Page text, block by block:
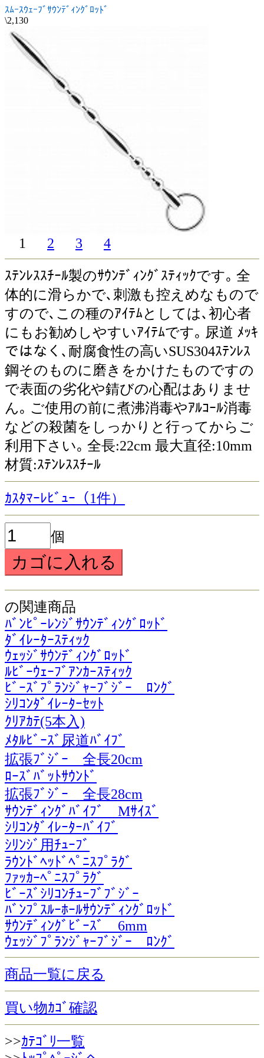
ｽﾑｰｽｳｪｰﾌﾞｻｳﾝﾃﾞｨﾝｸﾞﾛｯﾄﾞ
\2,130
1 2 3 4
ｽﾃﾝﾚｽｽﾁｰﾙ製のｻｳﾝﾃﾞｨﾝｸﾞｽﾃｨｯｸです｡ 全
体的に滑らかで､刺激も控えめなもので
すので､この種のｱｲﾃﾑとしては､初心者
にもお勧めしやすいｱｲﾃﾑです｡ 尿道 ﾒｯｷ
ではなく､耐腐食性の高いSUS304ｽﾃﾝﾚｽ
鋼そのものに磨きをかけたものですの
で表面の劣化や錆びの心配はありませ
ん｡ ご使用の前に煮沸消毒やｱﾙｺｰﾙ消毒
などの殺菌をしっかりと行ってからご
利用下さい｡ 全長:22cm 最大直径:10mm
材質:ｽﾃﾝﾚｽｽﾁｰﾙ
ｶｽﾀﾏｰﾚﾋﾞｭｰ（1件）
個
の関連商品
ﾊﾞﾝﾋﾟｰﾚﾝｼﾞｻｳﾝﾃﾞｨﾝｸﾞﾛｯﾄﾞ
ﾀﾞｲﾚｰﾀｰｽﾃｨｯｸ
ｳｪｯｼﾞｻｳﾝﾃﾞｨﾝｸﾞﾛｯﾄﾞ
ﾙﾋﾞｰｳｪｰﾌﾞｱﾝｶｰｽﾃｨｯｸ
ﾋﾞｰｽﾞﾌﾟﾗﾝｼﾞｬｰﾌﾞｼﾞｰ ﾛﾝｸﾞ
ｼﾘｺﾝﾀﾞｲﾚｰﾀｰｾｯﾄ
ｸﾘｱｶﾃ(5本入)
ﾒﾀﾙﾋﾞｰｽﾞ尿道ﾊﾞｲﾌﾞ
拡張ﾌﾞｼﾞｰ 全長20cm
ﾛｰｽﾞﾊﾞｯﾄｻｳﾝﾄﾞ
拡張ﾌﾞｼﾞｰ 全長28cm
ｻｳﾝﾃﾞｨﾝｸﾞﾊﾞｲﾌﾞ Mｻｲｽﾞ
ｼﾘｺﾝﾀﾞｲﾚｰﾀｰﾊﾞｲﾌﾞ
ｼﾘﾝｼﾞ用ﾁｭｰﾌﾞ
ﾗｳﾝﾄﾞﾍｯﾄﾞﾍﾟﾆｽﾌﾟﾗｸﾞ
ﾌｧｯｶｰﾍﾟﾆｽﾌﾟﾗｸﾞ
ﾋﾞｰｽﾞｼﾘｺﾝﾁｭｰﾌﾞﾌﾞｼﾞｰ
ﾊﾞﾝﾌﾟｽﾙｰﾎｰﾙｻｳﾝﾃﾞｨﾝｸﾞﾛｯﾄﾞ
ｻｳﾝﾃﾞｨﾝｸﾞﾋﾞｰｽﾞ 6mm
ｳｪｯｼﾞﾌﾟﾗﾝｼﾞｬｰﾌﾞｼﾞｰ ﾛﾝｸﾞ
商品一覧に戻る
買い物ｶｺﾞ確認
>>ｶﾃｺﾞﾘ一覧